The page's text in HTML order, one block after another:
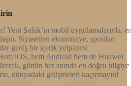
Yeni Şafak’ın mobil uygulamalarıyla,
Siyasetten ekonomiye, spordan
geniş bir içerik yelpazesi
iOS, hem Android hem de Huawei
günün her anında en doğru bilgiye
dünyadaki gelişmeleri kaçırmayın!